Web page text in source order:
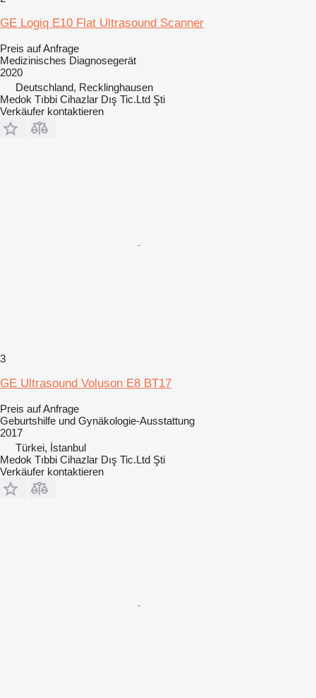
GE Logiq E10 Flat Ultrasound Scanner
Preis auf Anfrage
Medizinisches Diagnosegerät
2020
Deutschland, Recklinghausen
Medok Tıbbi Cihazlar Dış Tic.Ltd Şti
Verkäufer kontaktieren
3
GE Ultrasound Voluson E8 BT17
Preis auf Anfrage
Geburtshilfe und Gynäkologie-Ausstattung
2017
Türkei, İstanbul
Medok Tıbbi Cihazlar Dış Tic.Ltd Şti
Verkäufer kontaktieren